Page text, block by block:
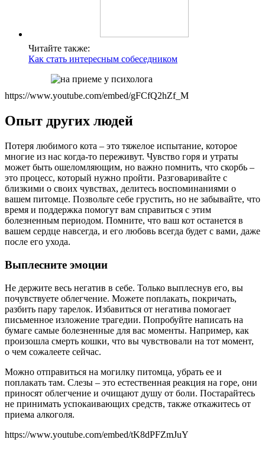
Читайте также:
Как стать интересным собеседником
https://www.youtube.com/embed/gFCfQ2hZf_M
Опыт других людей
Потеря любимого кота – это тяжелое испытание, которое
многие из нас когда-то переживут. Чувство горя и утраты
может быть ошеломляющим, но важно помнить, что скорбь –
это процесс, который нужно пройти. Разговаривайте с
близкими о своих чувствах, делитесь воспоминаниями о
вашем питомце. Позвольте себе грустить, но не забывайте, что
время и поддержка помогут вам справиться с этим
болезненным периодом. Помните, что ваш кот останется в
вашем сердце навсегда, и его любовь всегда будет с вами, даже
после его ухода.
Выплесните эмоции
Не держите весь негатив в себе. Только выплеснув его, вы
почувствуете облегчение. Можете поплакать, покричать,
разбить пару тарелок. Избавиться от негатива помогает
письменное изложение трагедии. Попробуйте написать на
бумаге самые болезненные для вас моменты. Например, как
произошла смерть кошки, что вы чувствовали на тот момент,
о чем сожалеете сейчас.
Можно отправиться на могилку питомца, убрать ее и
поплакать там. Слезы – это естественная реакция на горе, они
приносят облегчение и очищают душу от боли. Постарайтесь
не принимать успокаивающих средств, также откажитесь от
приема алкоголя.
https://www.youtube.com/embed/tK8dPFZmJuY